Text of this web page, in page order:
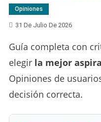
Opiniones
31 De Julio De 2026
Guía completa con
elegir la mejor
Opiniones de
decisión correcta.